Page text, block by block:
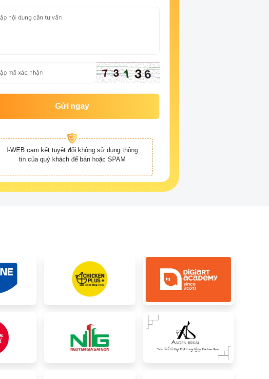
Gửi ngay
I-WEB cam kết tuyệt đối không sử dụng thông
tin của quý khách để bán hoặc SPAM